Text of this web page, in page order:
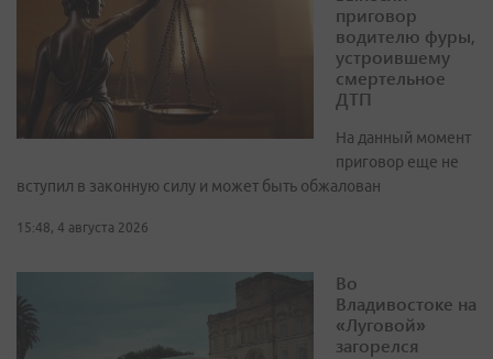
приговор
водителю фуры,
устроившему
смертельное
ДТП
На данный момент
приговор еще не
вступил в законную силу и может быть обжалован
15:48, 4 августа 2026
Во
Владивостоке на
«Луговой»
загорелся